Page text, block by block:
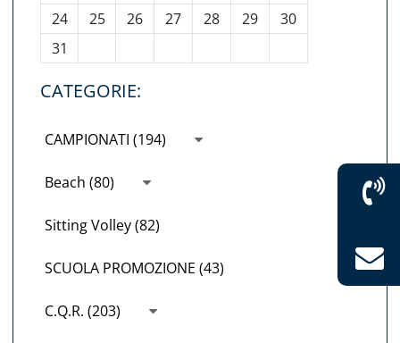
24
25 26 27 28 29
30
31
CATEGORIE:
CAMPIONATI (194)
Beach (80)
Sitting Volley (82)
SCUOLA PROMOZIONE (43)
C.Q.R. (203)